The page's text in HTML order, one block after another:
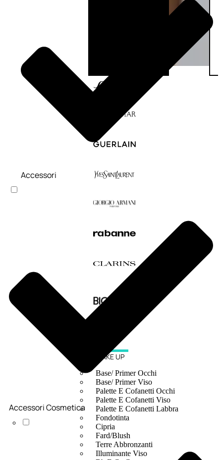
MAKE UP
Base/ Primer Occhi
Base/ Primer Viso
Palette E Cofanetti Occhi
Palette E Cofanetti Viso
Palette E Cofanetti Labbra
Fondotinta
Cipria
Fard/Blush
Terre Abbronzanti
Illuminante Viso
Accessori
Accessori Cosmetica